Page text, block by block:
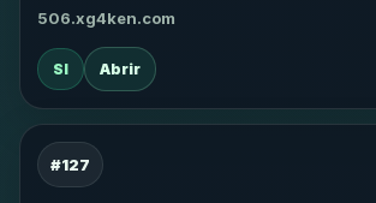
506.xg4ken.com
SI Abrir
#127